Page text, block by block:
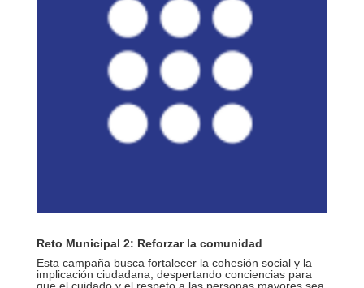
Reto Municipal 2: Reforzar la comunidad
Esta campaña busca fortalecer la cohesión social y la
implicación ciudadana, despertando conciencias para